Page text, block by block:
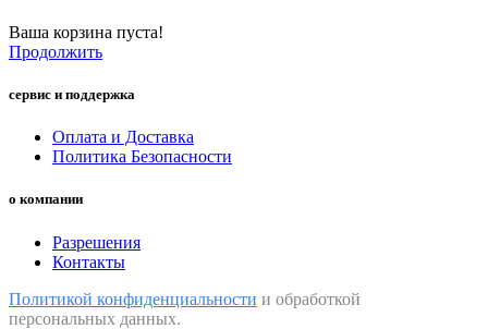
Ваша корзина пуста!
Продолжить
сервис и поддержка
Оплата и Доставка
Политика Безопасности
о компании
Разрешения
Контакты
Политикой конфиденциальности и обработкой
персональных данных.